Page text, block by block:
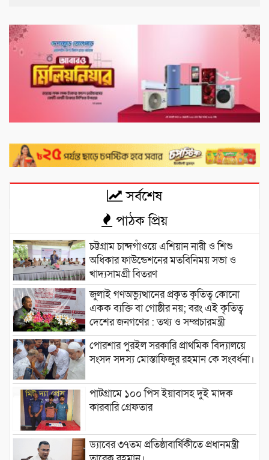
সর্বশেষ
পাঠক প্রিয়
চট্টগ্রাম চান্দগাঁওয়ে এশিয়ান নারী ও শিশু
অধিকার ফাউন্ডেশনের মতবিনিময় সভা ও
খাদ্যসামগ্রী বিতরণ
জুলাই গণঅভ্যুত্থানের প্রকৃত কৃতিত্ব কোনো
একক ব্যক্তি বা গোষ্ঠীর নয়; বরং এই কৃতিত্ব
দেশের জনগণের : তথ্য ও সম্প্রচারমন্ত্রী
পোরশার পুরইল সরকারি প্রাথমিক বিদ্যালয়ে
সংসদ সদস্য মোস্তাফিজুর রহমান কে সংবর্ধনা।
পাটগ্রামে ১০০ পিস ইয়াবাসহ দুই মাদক
কারবারি গ্রেফতার
ড্যাবের ৩৭তম প্রতিষ্ঠাবার্ষিকীতে প্রধানমন্ত্রী